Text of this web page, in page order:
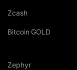
Zcash
Bitcoin GOLD
Zephyr